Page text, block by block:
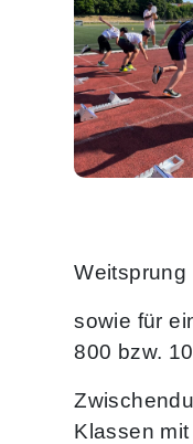
Weitsprung
sowie für
800 bzw.
Klassen